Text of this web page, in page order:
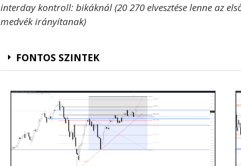
interday kontroll: bikáknál (20 270 elvesztése lenne az
medvék irányítanak)
FONTOS SZINTEK